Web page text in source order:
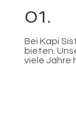
01.
Bei Kapi
bieten.
viele Jahre